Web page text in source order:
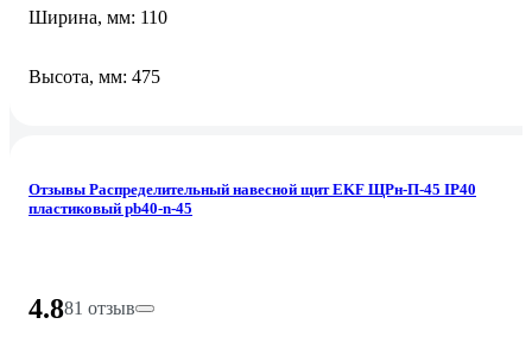
Ширина, мм: 110
Высота, мм: 475
Отзывы Распределительный навесной щит EKF ЩРн-П-45 IP40
пластиковый pb40-n-45
4.881 отзыв